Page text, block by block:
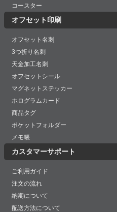
コースター
オフセット印刷
オフセット名刺
3つ折り名刺
天金加工名刺
オフセットシール
マグネットステッカー
ホログラムカード
商品タグ
ポケットフォルダー
メモ帳
カスタマーサポート
ご利用ガイド
注文の流れ
納期について
配送方法について